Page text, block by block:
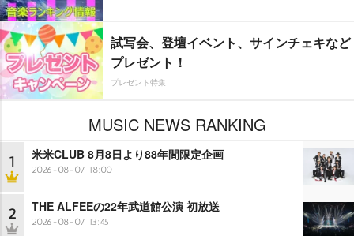
試写会、登壇イベント、サインチェキなど
プレゼント！
プレゼント特集
MUSIC NEWS RANKING
1 米米CLUB 8月8日より88年間限定企画
2026-08-07 18:00
2 THE ALFEEの22年武道館公演 初放送
2026-08-07 13:45